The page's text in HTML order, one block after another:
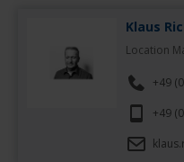
Klaus
Location
+49
+49